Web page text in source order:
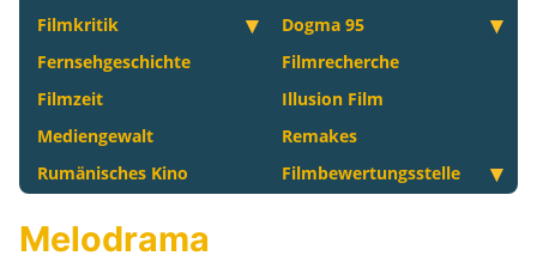
Filmkritik
Dogma 95
Fernsehgeschichte
Filmrecherche
Filmzeit
Illusion Film
Mediengewalt
Remakes
Rumänisches Kino
Filmbewertungsstelle
Melodrama